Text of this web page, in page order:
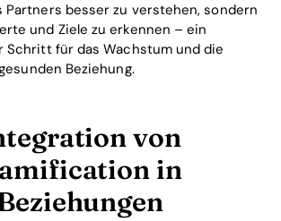
besser zu verstehen, sondern
und Ziele zu erkennen – ein
Schritt für das Wachstum und die
Beziehung.
von
in